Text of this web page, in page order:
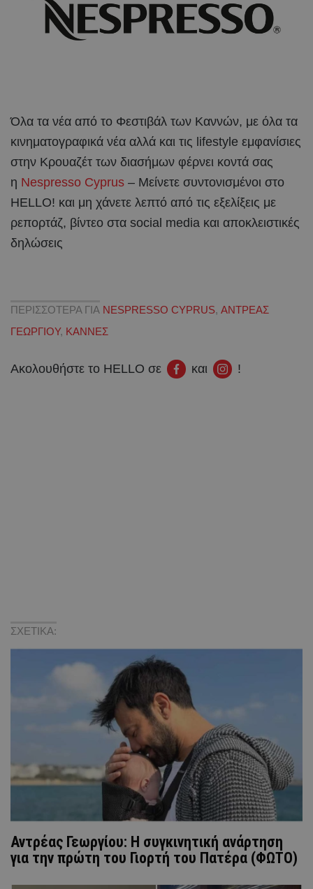
Όλα τα νέα από το Φεστιβάλ των Καννών, με όλα τα
κινηματογραφικά νέα αλλά και τις lifestyle εμφανίσιες
στην Κρουαζέτ των διασήμων φέρνει κοντά σας
η Nespresso Cyprus – Μείνετε συντονισμένοι στο
HELLO! και μη χάνετε λεπτό από τις εξελίξεις με
ρεπορτάζ, βίντεο στα social media και αποκλειστικές
δηλώσεις
ΠΕΡΙΣΣΟΤΕΡΑ ΓΙΑ NESPRESSO CYPRUS, ΑΝΤΡΕΑΣ
ΓΕΩΡΓΙΟΥ, ΚΑΝΝΕΣ
Ακολουθήστε το HELLO σε και !
ΣΧΕΤΙΚΑ:
Αντρέας Γεωργίου: Η συγκινητική ανάρτηση
για την πρώτη του Γιορτή του Πατέρα (ΦΩΤΟ)